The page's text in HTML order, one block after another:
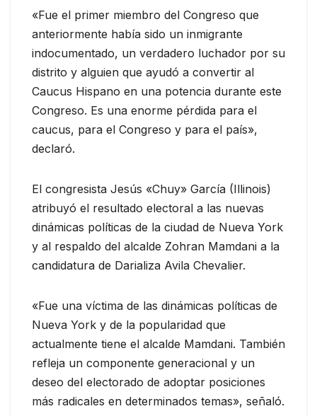
«Fue el primer miembro del Congreso que
anteriormente había sido un inmigrante
indocumentado, un verdadero luchador por su
distrito y alguien que ayudó a convertir al
Caucus Hispano en una potencia durante este
Congreso. Es una enorme pérdida para el
caucus, para el Congreso y para el país»,
declaró.
El congresista Jesús «Chuy» García (Illinois)
atribuyó el resultado electoral a las nuevas
dinámicas políticas de la ciudad de Nueva York
y al respaldo del alcalde Zohran Mamdani a la
candidatura de Darializa Avila Chevalier.
«Fue una víctima de las dinámicas políticas de
Nueva York y de la popularidad que
actualmente tiene el alcalde Mamdani. También
refleja un componente generacional y un
deseo del electorado de adoptar posiciones
más radicales en determinados temas», señaló.